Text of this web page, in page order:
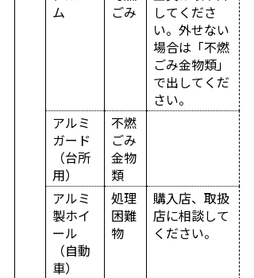
ム
ごみ
してくださ
い。外せない
場合は「不燃
ごみ金物類」
で出してくだ
さい。
アルミ
ガード
（台所
用）
不燃
ごみ
金物
類
アルミ
製ホイ
ール
（自動
車）
処理
困難
物
購入店、取扱
店に相談して
ください。